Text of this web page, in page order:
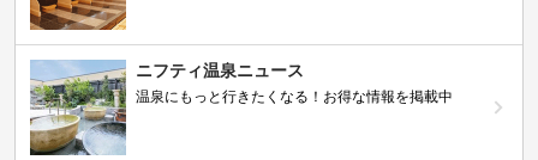
ニフティ温泉ニュース
温泉にもっと行きたくなる！お得な情報を掲載中